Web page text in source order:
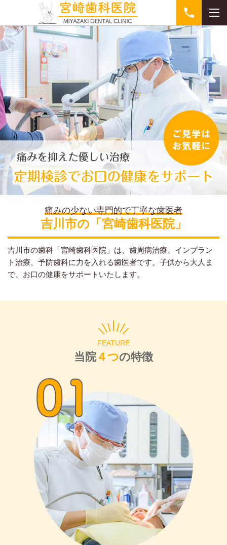
痛みの少ない専門的で丁寧な歯医者
吉川市の「宮崎歯科医院」
吉川市の歯科「宮崎歯科医院」は、歯周病治療、インプラン
ト治療、予防歯科に力を入れる歯医者です。子供から大人ま
で、お口の健康をサポートいたします。
FEATURE
当院４つの特徴